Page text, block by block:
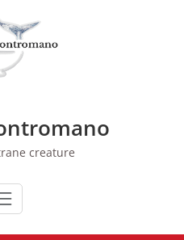
creature